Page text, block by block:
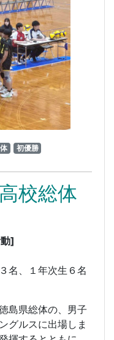
初優勝
校総体
]
名、１年次生６名
島県総体の、男子
グルスに出場しま